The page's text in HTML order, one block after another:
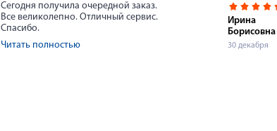
Сегодня получила очередной заказ.
Все великолепно. Отличный сервис.
Спасибо.
Читать полностью
Ирина
Борисовна
30 декабря